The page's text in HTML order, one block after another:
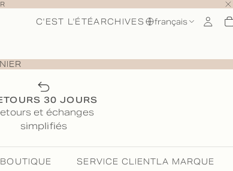
C'EST L'ÉTÉARCHIVES français
30 JOURS
et échanges
simplifiés
BOUTIQUE SERVICE CLIENTLA MARQUE